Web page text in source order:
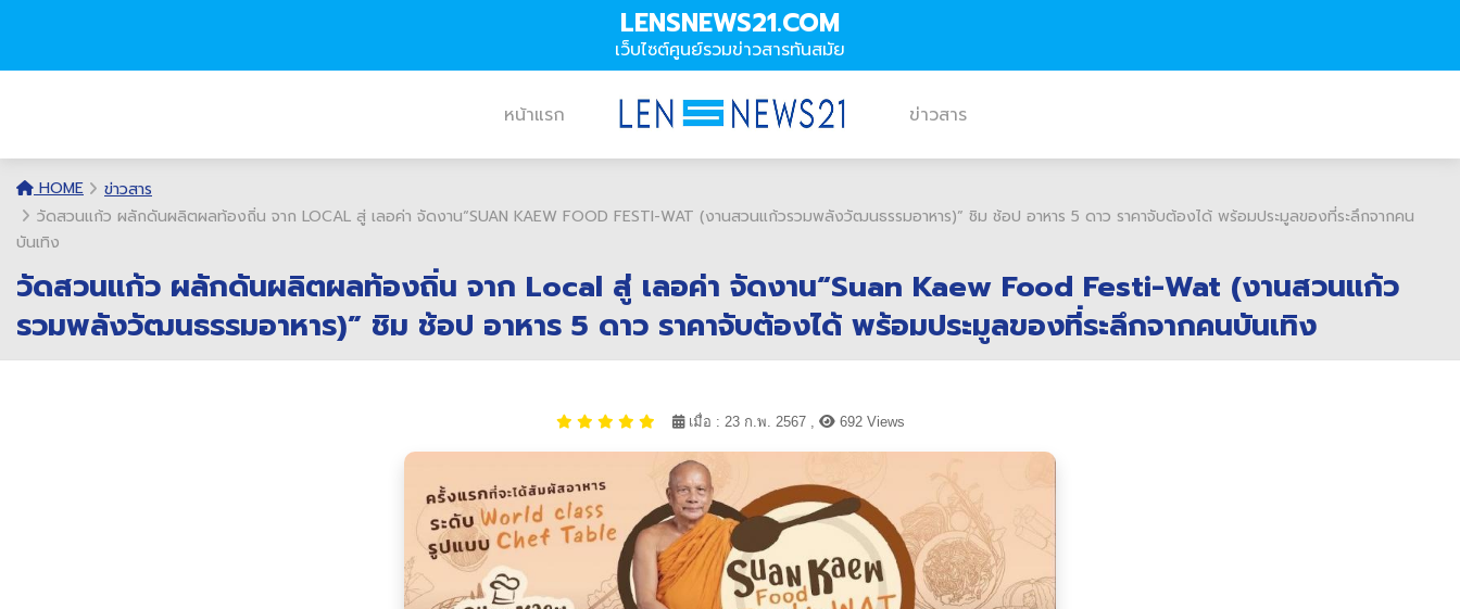
LENSNEWS21.COM
เว็บไซต์ศูนย์รวมข่าวสารทันสมัย
หน้าแรก ข่าวสาร
HOME
ข่าวสาร
วัดสวนแก้ว ผลักดันผลิตผลท้องถิ่น จาก LOCAL สู่ เลอค่า จัดงาน“SUAN KAEW FOOD FESTI-WAT (งานสวนแก้วรวมพลังวัฒนธรรมอาหาร)” ชิม ช้อป อาหาร 5 ดาว ราคาจับต้องได้ พร้อมประมูลของที่ระลึกจากคน
บันเทิง
วัดสวนแก้ว ผลักดันผลิตผลท้องถิ่น จาก Local สู่ เลอค่า จัดงาน“Suan Kaew Food Festi-Wat (งานสวนแก้ว
รวมพลังวัฒนธรรมอาหาร)” ชิม ช้อป อาหาร 5 ดาว ราคาจับต้องได้ พร้อมประมูลของที่ระลึกจากคนบันเทิง
เมื่อ : 23 ก.พ. 2567 , 692 Views